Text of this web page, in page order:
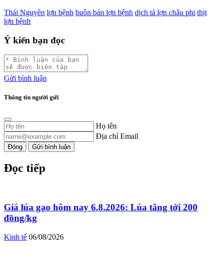
Thái Nguyên lợn bệnh buôn bán lợn bệnh dịch tả lợn châu phi thịt
lợn bệnh
Ý kiến bạn đọc
Gửi bình luận
Thông tin người gửi
Họ tên
Địa chỉ Email
Đóng Gửi bình luận
Đọc tiếp
Giá lúa gạo hôm nay 6.8.2026: Lúa tăng tới 200
đồng/kg
Kinh tế 06/08/2026